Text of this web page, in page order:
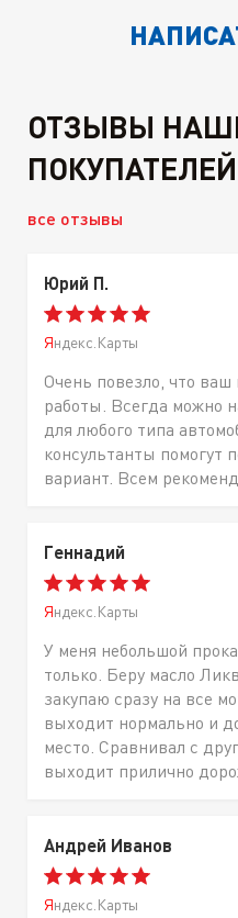
ОТЗЫВЫ
ПОКУПАТЕЛЕЙ
все отзывы
Юрий П.
Яндекс.Карты
Очень повезло, что ваш
работы. Всегда можно
для любого типа
консультанты помогут
вариант. Всем
Геннадий
Яндекс.Карты
У меня небольшой
только. Беру масло
закупаю сразу на все
выходит нормально и
место. Сравнивал с
выходит прилично
Андрей Иванов
Яндекс.Карты